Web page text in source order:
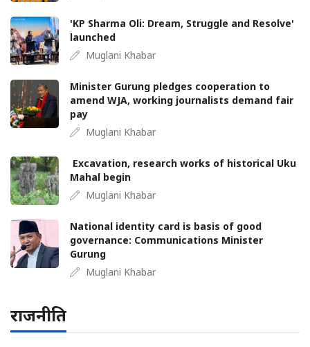
'KP Sharma Oli: Dream, Struggle and Resolve'
launched
Muglani Khabar
Minister Gurung pledges cooperation to
amend WJA, working journalists demand fair
pay
Muglani Khabar
Excavation, research works of historical Uku
Mahal begin
Muglani Khabar
National identity card is basis of good
governance: Communications Minister
Gurung
Muglani Khabar
राजनीति